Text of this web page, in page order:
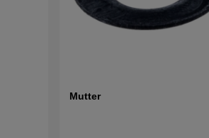
Mutter